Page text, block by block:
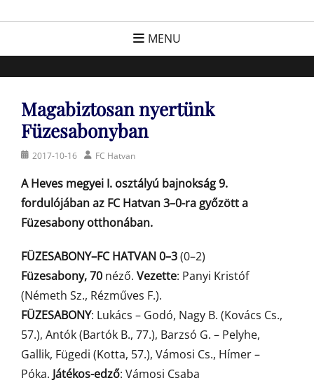
FC Hatvan
Egyesület a hatvani labdarúgásért, sportért!
MENU
Magabiztosan nyertünk
Füzesabonyban
Posted2017-10-16 AuthorFC Hatvan
A Heves megyei I. osztályú bajnokság 9.
fordulójában az FC Hatvan 3–0-ra győzött a
Füzesabony otthonában.
FÜZESABONY–FC HATVAN 0–3(0–2)
Füzesabony, 70 néző. Vezette: Panyi Kristóf
(Németh Sz., Rézműves F.).
FÜZESABONY: Lukács – Godó, Nagy B. (Kovács Cs.,
57.), Antók (Bartók B., 77.), Barzsó G. – Pelyhe,
Gallik, Fügedi (Kotta, 57.), Vámosi Cs., Hímer –
Póka. Játékos-edző: Vámosi Csaba